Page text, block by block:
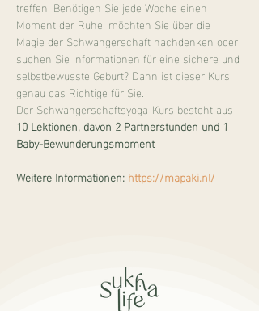
treffen. Benötigen Sie jede Woche einen
Moment der Ruhe, möchten Sie über die
Magie der Schwangerschaft nachdenken oder
suchen Sie Informationen für eine sichere und
selbstbewusste Geburt? Dann ist dieser Kurs
genau das Richtige für Sie.
Der Schwangerschaftsyoga-Kurs besteht aus
10 Lektionen, davon 2 Partnerstunden und 1
Baby-Bewunderungsmoment
Weitere Informationen: https://mapaki.nl/